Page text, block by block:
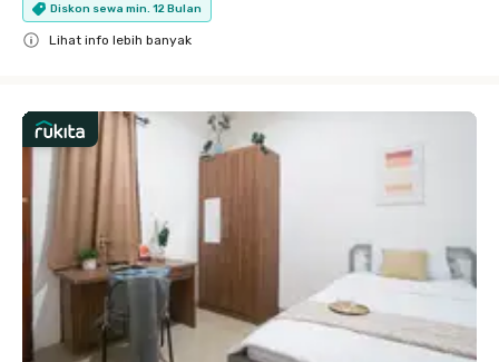
Diskon sewa min. 12 Bulan
Lihat info lebih banyak